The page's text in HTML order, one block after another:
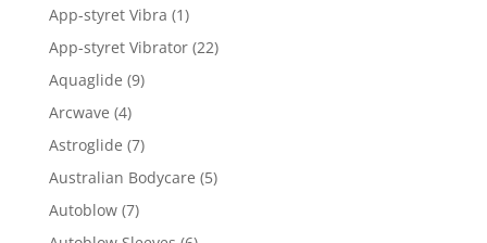
App-styret Vibra (1)
App-styret Vibrator (22)
Aquaglide (9)
Arcwave (4)
Astroglide (7)
Australian Bodycare (5)
Autoblow (7)